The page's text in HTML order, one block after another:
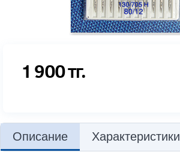
1 900тг.
Описание Характеристики